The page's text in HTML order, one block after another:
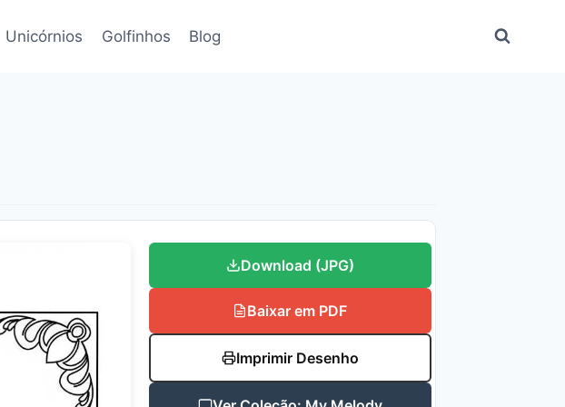
Unicórnios Golfinhos Blog
Download (JPG)
Baixar em PDF
Imprimir Desenho